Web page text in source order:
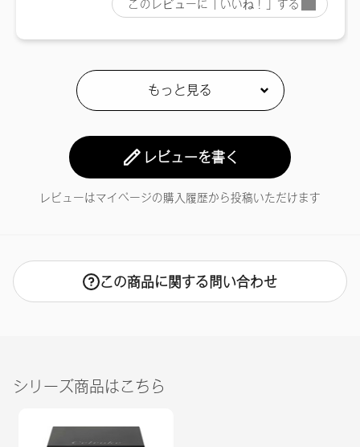
レビューを書く
レビューはマイページの購入履歴から投稿いただけます
この商品に関する問い合わせ
シリーズ商品はこちら